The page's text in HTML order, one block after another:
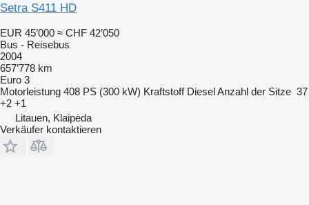
Setra S411 HD
EUR 45’000 ≈ CHF 42’050
Bus - Reisebus
2004
657’778 km
Euro 3
Motorleistung 408 PS (300 kW) Kraftstoff DieselAnzahl der Sitze 37
+2 +1
Litauen, Klaipėda
Verkäufer kontaktieren